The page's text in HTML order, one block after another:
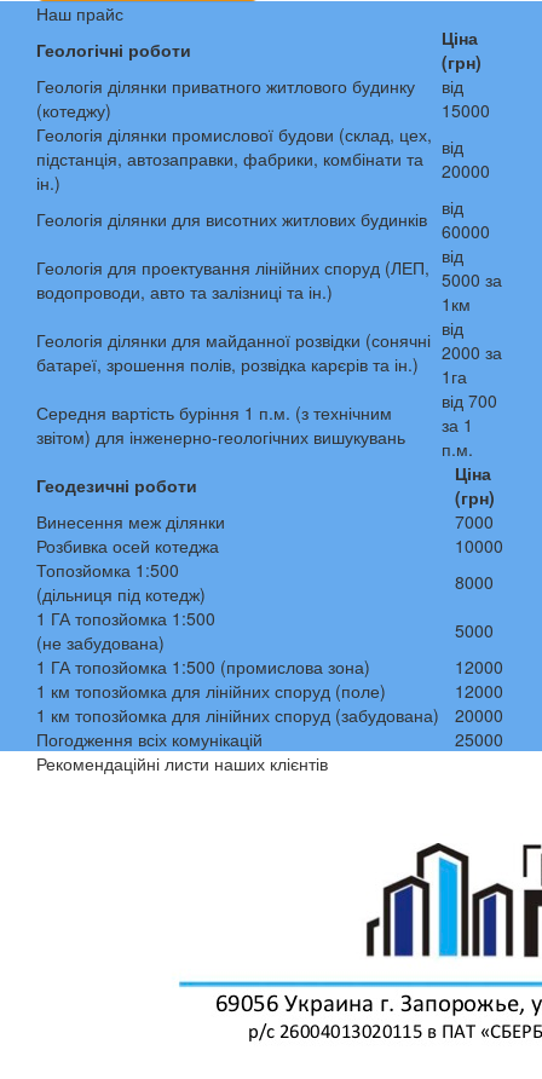
Наш прайс
Геологічні роботи
Ціна
(грн)
Геологія ділянки приватного житлового будинку
(котеджу)
від
15000
Геологія ділянки промислової будови (склад, цех,
підстанція, автозаправки, фабрики, комбінати та
ін.)
від
20000
Геологія ділянки для висотних житлових будинків
від
60000
Геологія для проектування лінійних споруд (ЛЕП,
водопроводи, авто та залізниці та ін.)
від
5000 за
1км
Геологія ділянки для майданної розвідки (сонячні
батареї, зрошення полів, розвідка карєрів та ін.)
від
2000 за
1га
Середня вартість буріння 1 п.м. (з технічним
звітом) для інженерно-геологічних вишукувань
від 700
за 1
п.м.
Геодезичні роботи
Ціна
(грн)
Винесення меж ділянки
7000
Розбивка осей котеджа
10000
Топозйомка 1:500
(дільниця під котедж)
8000
1 ГА топозйомка 1:500
(не забудована)
5000
1 ГА топозйомка 1:500 (промислова зона)
12000
1 км топозйомка для лінійних споруд (поле)
12000
1 км топозйомка для лінійних споруд (забудована)
20000
Погодження всіх комунікацій
25000
Рекомендаційні листи наших клієнтів